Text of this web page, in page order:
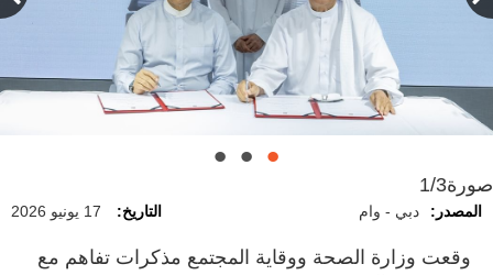
صورة1/3
المصدر: دبي - وام التاريخ: 17 يونيو 2026
وقعت وزارة الصحة ووقاية المجتمع مذكرات تفاهم مع